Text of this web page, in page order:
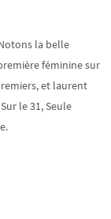
la belle
féminine sur
et laurent
le 31, Seule